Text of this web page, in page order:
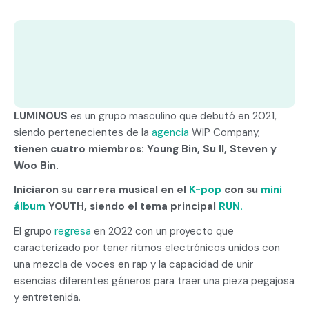
LUMINOUS es un grupo masculino que debutó en 2021,
siendo pertenecientes de la agencia WIP Company,
tienen cuatro miembros: Young Bin, Su Il, Steven y
Woo Bin.
Iniciaron su carrera musical en el K-pop con su mini
álbum YOUTH, siendo el tema principal RUN.
El grupo regresa en 2022 con un proyecto que
caracterizado por tener ritmos electrónicos unidos con
una mezcla de voces en rap y la capacidad de unir
esencias diferentes géneros para traer una pieza pegajosa
y entretenida.